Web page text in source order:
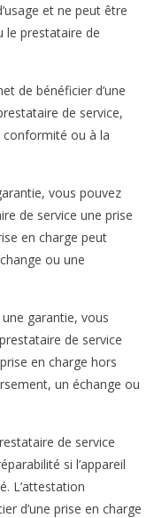
et ne peut être
le prestataire de
de bénéficier d’une
de service,
ou à la
vous pouvez
de service une prise
en charge peut
ou une
garantie, vous
de service
en charge hors
un échange ou
de service
si l’appareil
L’attestation
d’une prise en charge